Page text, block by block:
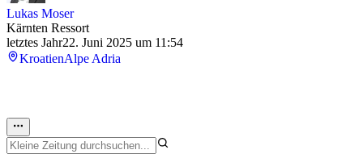
Lukas Moser
Kärnten Ressort
letztes Jahr22. Juni 2025 um 11:54
KroatienAlpe Adria